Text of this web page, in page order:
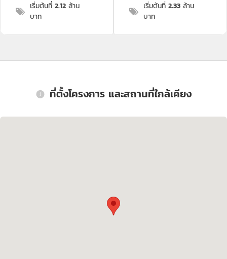
เริ่มต้นที่ 2.12 ล้าน
บาท
เริ่มต้นที่ 2.33 ล้าน
บาท
ที่ตั้งโครงการ และสถานที่ใกล้เคียง